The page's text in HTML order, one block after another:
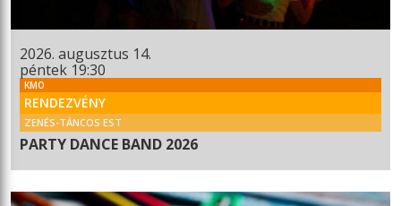
2026. augusztus 14.
péntek 19:30
KMO
RENDEZVÉNY
ZENÉS-TÁNCOS EST
PARTY DANCE BAND 2026